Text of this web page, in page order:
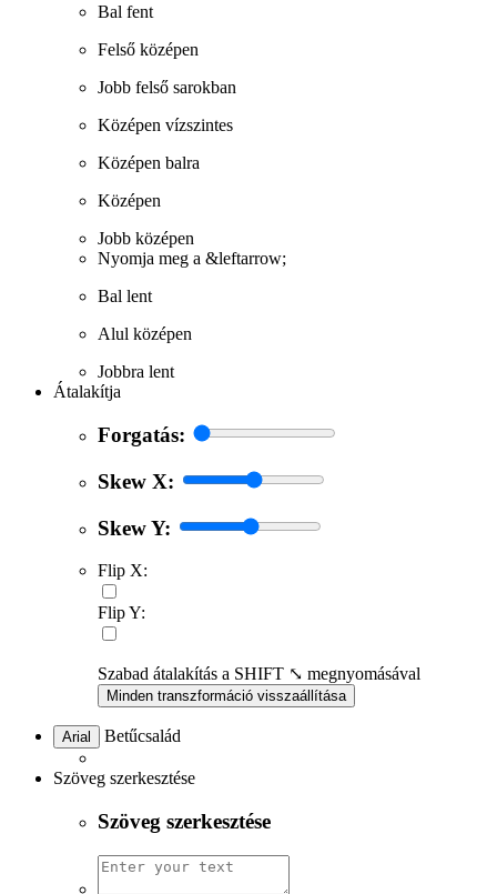
Bal fent
Felső középen
Jobb felső sarokban
Középen vízszintes
Középen balra
Középen
Jobb középen
Nyomja meg a &leftarrow;
Bal lent
Alul középen
Jobbra lent
Átalakítja
Forgatás:
Skew X:
Skew Y:
Flip X:
Flip Y:
Szabad átalakítás a SHIFT ⤡ megnyomásával
Minden transzformáció visszaállítása
Arial Betűcsalád
Szöveg szerkesztése
Szöveg szerkesztése